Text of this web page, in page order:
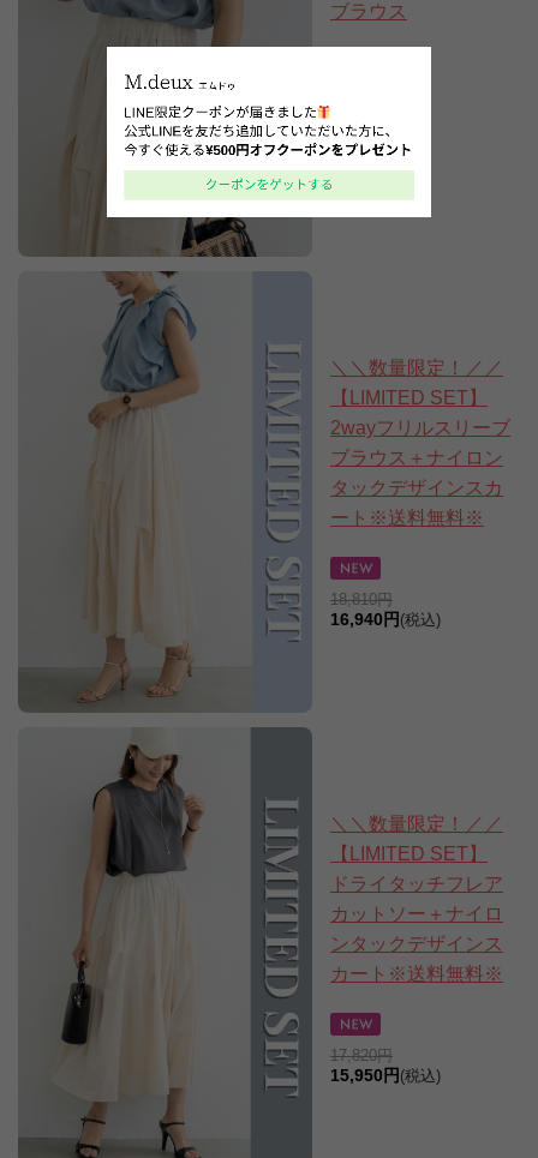
ブラウス
＼＼数量限定！／／
【LIMITED SET】
2wayフリルスリーブ
ブラウス＋ナイロン
タックデザインスカ
ート※送料無料※
18,810円
16,940円 (税込)
＼＼数量限定！／／
【LIMITED SET】
ドライタッチフレア
カットソー＋ナイロ
ンタックデザインス
カート※送料無料※
17,820円
15,950円 (税込)